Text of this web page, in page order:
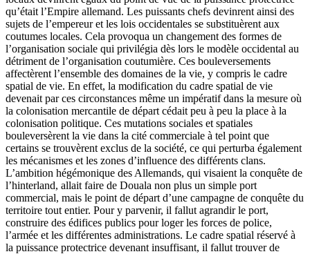
qu’était l’Empire allemand. Les puissants chefs devinrent ainsi des
sujets de l’empereur et les lois occidentales se substituèrent aux
coutumes locales. Cela provoqua un changement des formes de
l’organisation sociale qui privilégia dès lors le modèle occidental au
détriment de l’organisation coutumière. Ces bouleversements
affectèrent l’ensemble des domaines de la vie, y compris le cadre
spatial de vie. En effet, la modification du cadre spatial de vie
devenait par ces circonstances même un impératif dans la mesure où
la colonisation mercantile de départ cédait peu à peu la place à la
colonisation politique. Ces mutations sociales et spatiales
bouleversèrent la vie dans la cité commerciale à tel point que
certains se trouvèrent exclus de la société, ce qui perturba également
les mécanismes et les zones d’influence des différents clans.
L’ambition hégémonique des Allemands, qui visaient la conquête de
l’hinterland, allait faire de Douala non plus un simple port
commercial, mais le point de départ d’une campagne de conquête du
territoire tout entier. Pour y parvenir, il fallut agrandir le port,
construire des édifices publics pour loger les forces de police,
l’armée et les différentes administrations. Le cadre spatial réservé à
la puissance protectrice devenant insuffisant, il fallut trouver de